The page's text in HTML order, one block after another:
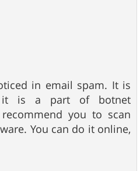
in email spam. It is
it is a part of botnet
recommend you to scan
You can do it online,